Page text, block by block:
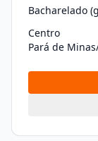
Bacharelado
Centro
Pará de